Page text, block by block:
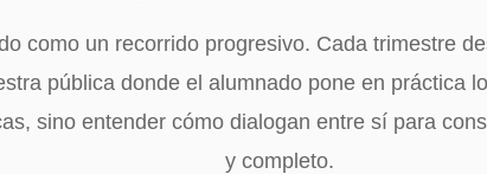
como un recorrido progresivo. Cada trimestre
pública donde el alumnado pone en práctica
sino entender cómo dialogan entre sí para
y completo.